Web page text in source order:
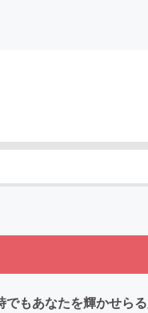
もあなたを輝かせら